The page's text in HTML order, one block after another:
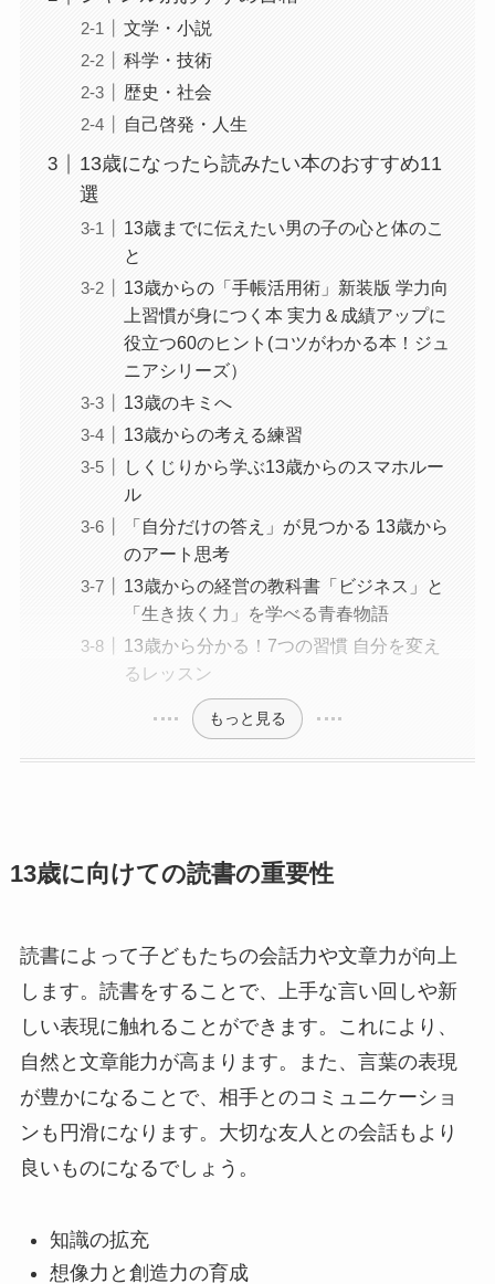
文学・小説
科学・技術
歴史・社会
自己啓発・人生
13歳になったら読みたい本のおすすめ11
選
13歳までに伝えたい男の子の心と体のこ
と
13歳からの「手帳活用術」新装版 学力向
上習慣が身につく本 実力＆成績アップに
役立つ60のヒント(コツがわかる本！ジュ
ニアシリーズ）
13歳のキミへ
13歳からの考える練習
しくじりから学ぶ13歳からのスマホルー
ル
「自分だけの答え」が見つかる 13歳から
のアート思考
13歳からの経営の教科書「ビジネス」と
「生き抜く力」を学べる青春物語
13歳から分かる！7つの習慣 自分を変え
るレッスン
もっと見る
13歳に向けての読書の重要性
読書によって子どもたちの会話力や文章力が向上
します。読書をすることで、上手な言い回しや新
しい表現に触れることができます。これにより、
自然と文章能力が高まります。また、言葉の表現
が豊かになることで、相手とのコミュニケーショ
ンも円滑になります。大切な友人との会話もより
良いものになるでしょう。
知識の拡充
想像力と創造力の育成